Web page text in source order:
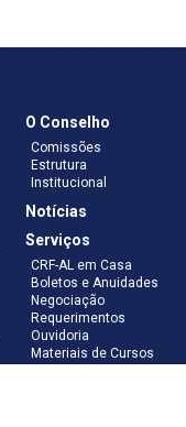
O Conselho
Comissões
Estrutura
Institucional
Notícias
Serviços
CRF-AL em Casa
Boletos e Anuidades
Negociação
Requerimentos
Ouvidoria
Materiais de Cursos